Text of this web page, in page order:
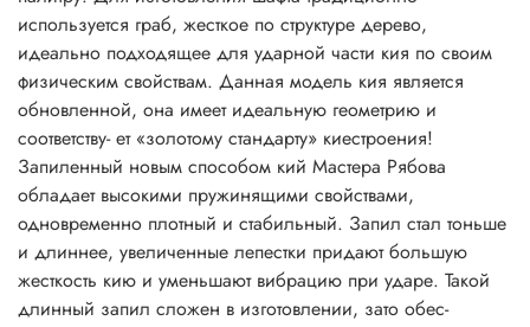
используется граб, жесткое по структуре дерево,
идеально подходящее для ударной части кия по своим
физическим свойствам. Данная модель кия является
обновленной, она имеет идеальную геометрию и
соответству- ет «золотому стандарту» киестроения!
Запиленный новым способом кий Мастера Рябова
обладает высокими пружинящими свойствами,
одновременно плотный и стабильный. Запил стал тоньше
и длиннее, увеличенные лепестки придают большую
жесткость кию и уменьшают вибрацию при ударе. Такой
длинный запил сложен в изготовлении, зато обес-